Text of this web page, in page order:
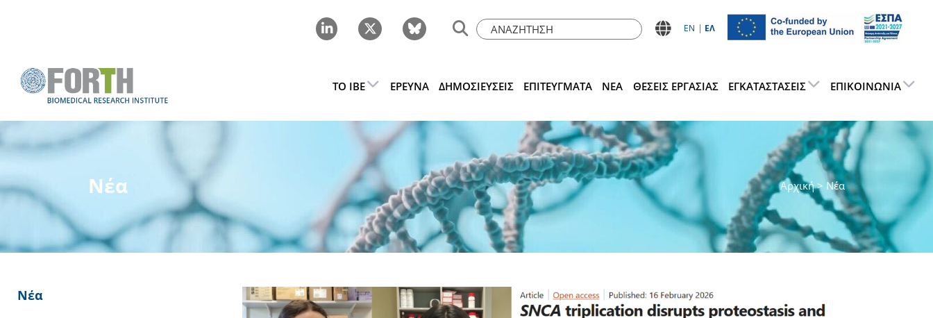
ΕN ΕΛ
ΤΟ IBE ΈΡΕΥΝΑ ΔΗΜΟΣΙΕΎΣΕΙΣ ΕΠΙΤΕΎΓΜΑΤΑ ΝΈΑ ΘΕΣΕΙΣ ΕΡΓΑΣΊΑΣ ΕΓΚΑΤΑΣΤΆΣΕΙΣ ΕΠΙΚΟΙΝΩΝΊΑ
Νέα Αρχική> Νέα
Νέα